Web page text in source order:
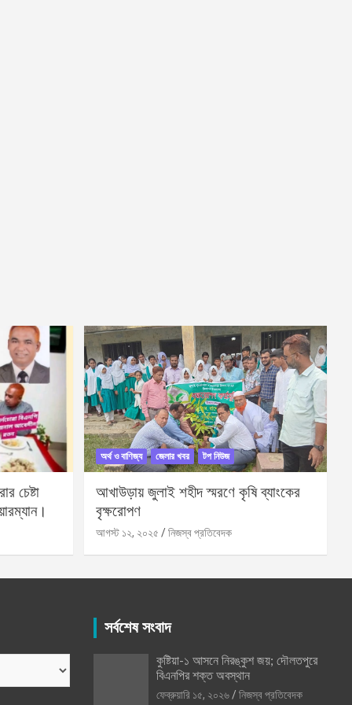
চেষ্টা
অর্থ ও বাণিজ্য জেলার খবর টপ নিউজ
আখাউড়ায় জুলাই শহীদ স্মরণে কৃষি ব্যাংকের
বৃক্ষরোপণ
আগস্ট ১২, ২০২৫ নিজস্ব প্রতিবেদক
সর্বশেষ সংবাদ
কুষ্টিয়া-১ আসনে নিরঙ্কুশ জয়; দৌলতপুরে
বিএনপির শক্ত অবস্থান
ফেব্রুয়ারি ১৫, ২০২৬
নিজস্ব প্রতিবেদক